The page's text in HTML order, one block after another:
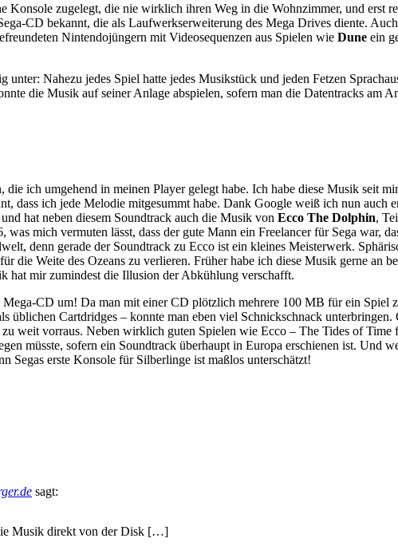
Konsole zugelegt, die nie wirklich ihren Weg in die Wohnzimmer, und erst
CD bekannt, die als Laufwerkserweiterung des Mega Drives diente.
Nintendojüngern mit Videosequenzen aus Spielen wie Dune ein
Nahezu jedes Spiel hatte jedes Musikstück und jeden Fetzen
die Musik auf seiner Anlage abspielen, sofern man die Datentracks am
die ich umgehend in meinen Player gelegt habe. Ich habe diese Musik seit
dass ich jede Melodie mitgesummt habe. Dank Google weiß ich nun auch
hat neben diesem Soundtrack auch die Musik von Ecco The Dolphin,
mich vermuten lässt, dass der gute Mann ein Freelancer für Sega war,
denn gerade der Soundtrack zu Ecco ist ein kleines Meisterwerk.
Weite des Ozeans zu verlieren. Früher habe ich diese Musik gerne an
hat mir zumindest die Illusion der Abkühlung verschafft.
CD um! Da man mit einer CD plötzlich mehrere 100 MB für ein Spiel
Cartdridges – konnte man eben viel Schnickschnack unterbringen.
weit vorraus. Neben wirklich guten Spielen wie Ecco – The Tides of Time
müsste, sofern ein Soundtrack überhaupt in Europa erschienen ist. Und
Segas erste Konsole für Silberlinge ist maßlos unterschätzt!
sagt:
Musik direkt von der Disk […]